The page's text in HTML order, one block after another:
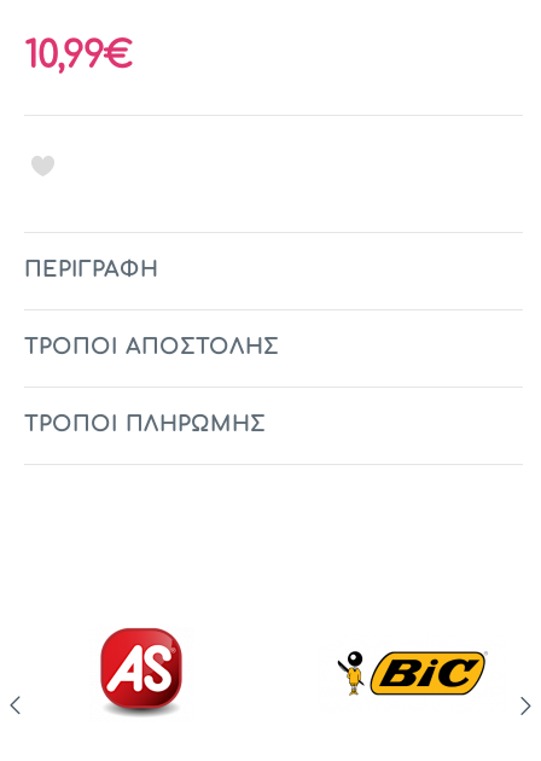
10,99€
ΠΕΡΙΓΡΑΦΉ
ΤΡΟΠΟΙ ΑΠΟΣΤΟΛΗΣ
ΤΡΟΠΟΙ ΠΛΗΡΩΜΗΣ